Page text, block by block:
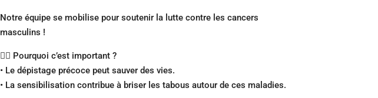
Notre équipe se mobilise pour soutenir la lutte contre les cancers
masculins !
👨‍⚕️ Pourquoi c’est important ?
• Le dépistage précoce peut sauver des vies.
• La sensibilisation contribue à briser les tabous autour de ces maladies.